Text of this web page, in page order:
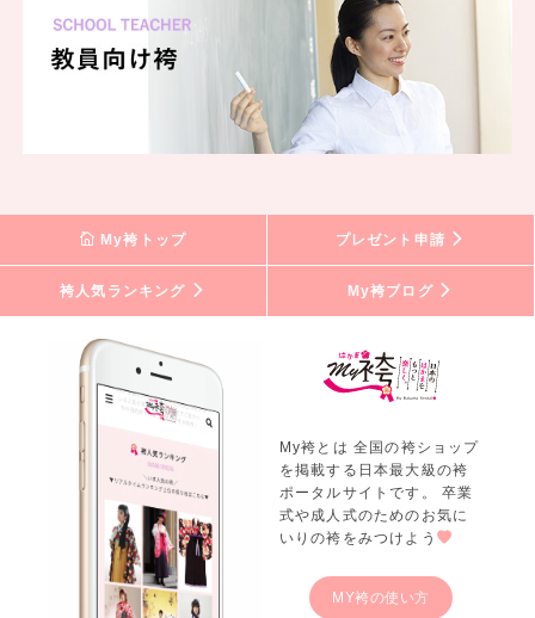
My袴トップ プレゼント申請
袴人気ランキング My袴ブログ
My袴とは 全国の袴ショップ
を掲載する日本最大級の袴
ポータルサイトです。 卒業
式や成人式のためのお気に
いりの袴をみつけよう
MY袴の使い方